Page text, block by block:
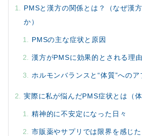
PMSと漢方の関係とは？（なぜ漢
か）
PMSの主な症状と原因
漢方がPMSに効果的とされる理由
ホルモンバランスと“体質”へのア
実際に私が悩んだPMS症状とは（体
精神的に不安定になった日々
市販薬やサプリでは限界を感じた